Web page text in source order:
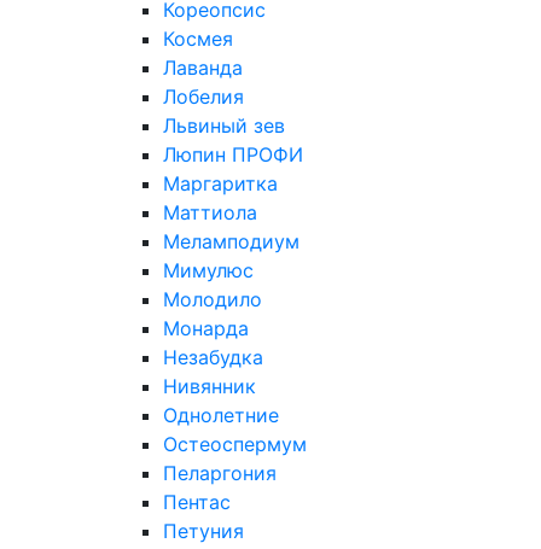
Кореопсис
Космея
Лаванда
Лобелия
Львиный зев
Люпин ПРОФИ
Маргаритка
Маттиола
Меламподиум
Мимулюс
Молодило
Монарда
Незабудка
Нивянник
Однолетние
Остеоспермум
Пеларгония
Пентас
Петуния